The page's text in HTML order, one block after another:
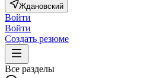
Ждановский
Войти
Войти
Создать резюме
Все разделы